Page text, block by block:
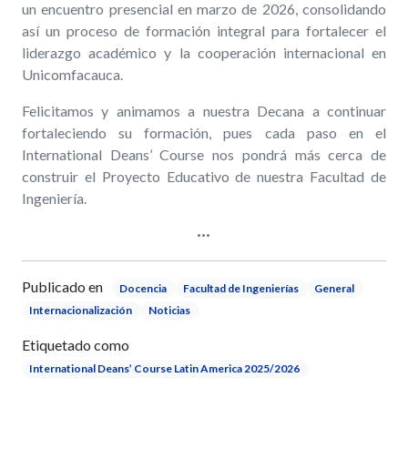
un encuentro presencial en marzo de 2026, consolidando
así un proceso de formación integral para fortalecer el
liderazgo académico y la cooperación internacional en
Unicomfacauca.
Felicitamos y animamos a nuestra Decana a continuar
fortaleciendo su formación , pues cada paso en el
International Deans’ Course nos pondrá más cerca de
construir el Proyecto Educativo de nuestra Facultad de
Ingeniería.
Publicado en Docencia Facultad de Ingenierías
General
Internacionalización
Noticias
Etiquetado como
International Deans’ Course Latin America 2025/2026